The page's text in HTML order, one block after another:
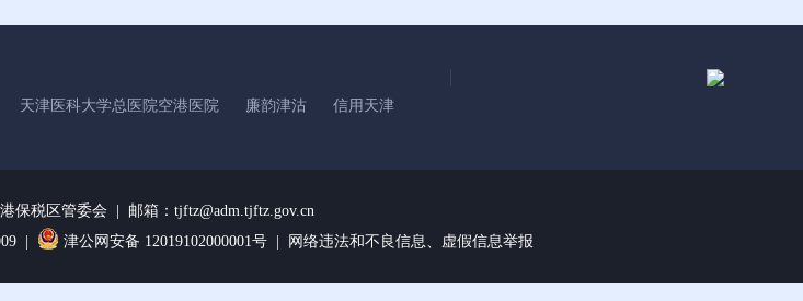
天津医科大学总医院空港医院 廉韵津沽 信用天津
保税区管委会 | 邮箱：tjftz@adm.tjftz.gov.cn
| 津公网安备 12019102000001号 | 网络违法和不良信息、虚假信息举报